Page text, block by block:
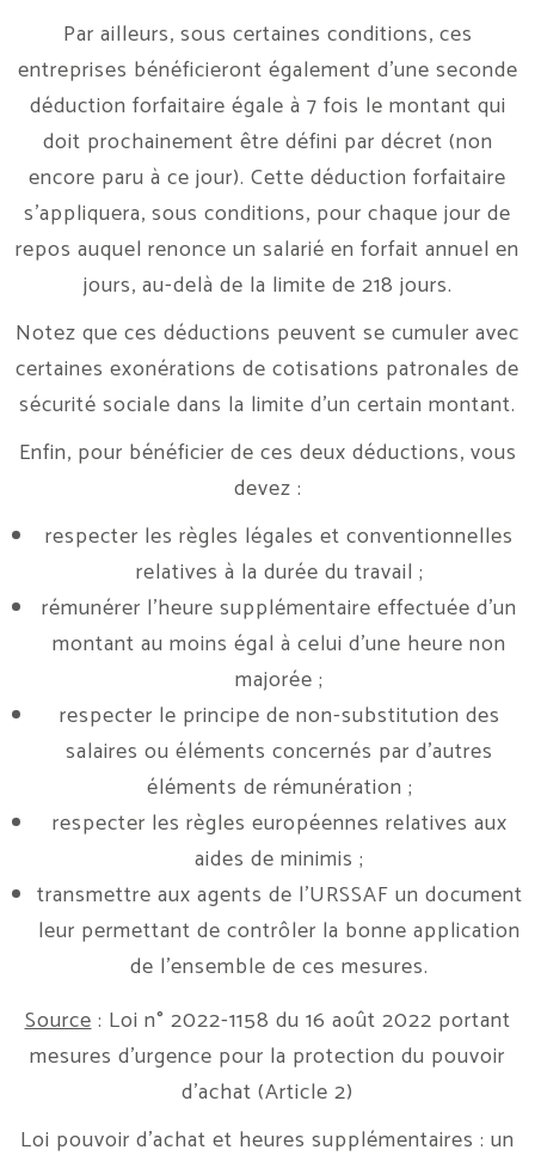
Par ailleurs, sous certaines conditions, ces
entreprises bénéficieront également d’une seconde
déduction forfaitaire égale à 7 fois le montant qui
doit prochainement être défini par décret (non
encore paru à ce jour). Cette déduction forfaitaire
s’appliquera, sous conditions, pour chaque jour de
repos auquel renonce un salarié en forfait annuel en
jours, au-delà de la limite de 218 jours.
Notez que ces déductions peuvent se cumuler avec
certaines exonérations de cotisations patronales de
sécurité sociale dans la limite d’un certain montant.
Enfin, pour bénéficier de ces deux déductions, vous
devez :
respecter les règles légales et conventionnelles
relatives à la durée du travail ;
rémunérer l’heure supplémentaire effectuée d’un
montant au moins égal à celui d’une heure non
majorée ;
respecter le principe de non-substitution des
salaires ou éléments concernés par d’autres
éléments de rémunération ;
respecter les règles européennes relatives aux
aides de minimis ;
transmettre aux agents de l’URSSAF un document
leur permettant de contrôler la bonne application
de l’ensemble de ces mesures.
Source: Loi n° 2022-1158 du 16 août 2022 portant
mesures d’urgence pour la protection du pouvoir
d’achat (Article 2)
Loi pouvoir d’achat et heures supplémentaires : un